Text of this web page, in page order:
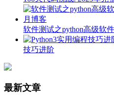
软件测试之python高级软
技巧进阶
最新文章